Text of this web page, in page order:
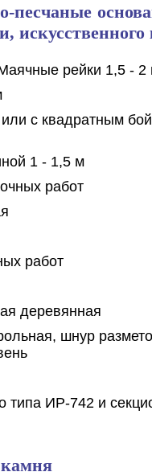
песчаные
рейки 1,5 - 2
с квадратным
1 - 1,5 м
работ
работ
деревянная
шнур
типа ИР-742 и